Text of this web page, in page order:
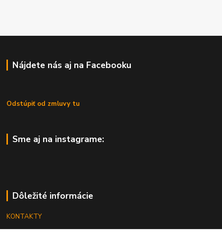
Nájdete nás aj na Facebooku
Odstúpiť od zmluvy tu
Sme aj na instagrame:
Dôležité informácie
KONTAKTY